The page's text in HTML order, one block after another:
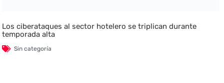
Los ciberataques al sector hotelero se triplican durante
temporada alta
Sin categoría